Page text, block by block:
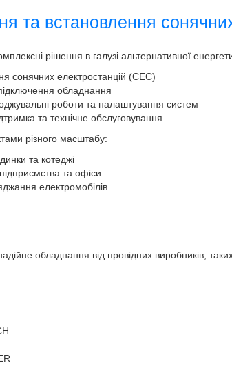
та встановлення
рішення в галузі альтернативної
сонячних електростанцій (СЕС)
обладнання
роботи та налаштування систем
та технічне обслуговування
різного масштабу:
та котеджі
та офіси
електромобілів
обладнання від провідних виробників,